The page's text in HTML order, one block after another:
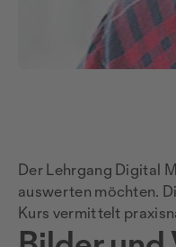
Der Lehrgang Digital
auswerten möchten.
Kurs vermittelt